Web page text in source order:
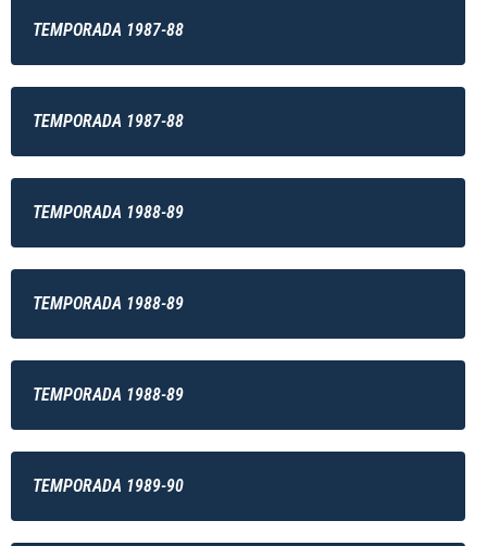
TEMPORADA 1987-88
TEMPORADA 1987-88
TEMPORADA 1988-89
TEMPORADA 1988-89
TEMPORADA 1988-89
TEMPORADA 1989-90